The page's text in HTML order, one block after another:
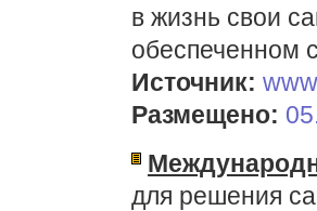
в жизнь свои
обеспеченном
Источник:
Размещено:
для решения